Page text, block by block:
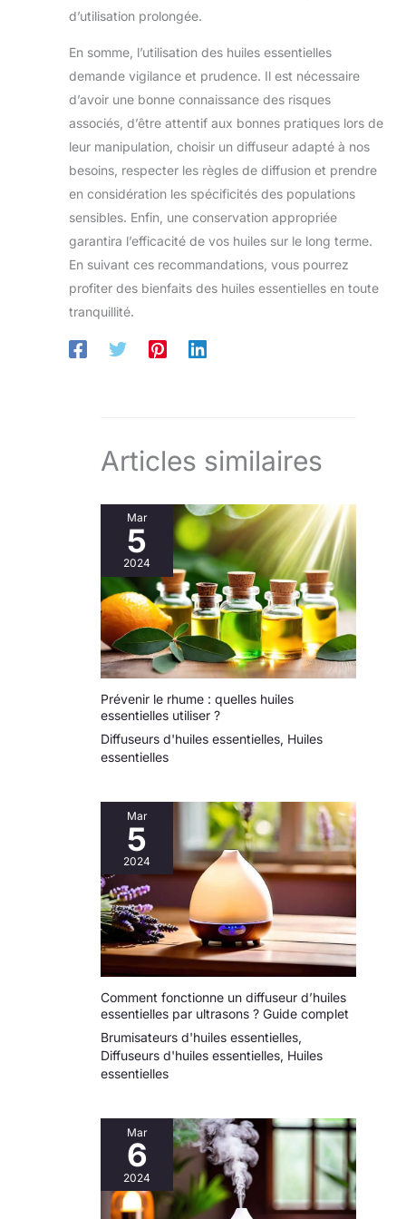
d’utilisation prolongée.
En somme, l’utilisation des huiles essentielles
demande vigilance et prudence. Il est nécessaire
d’avoir une bonne connaissance des risques
associés, d’être attentif aux bonnes pratiques lors de
leur manipulation, choisir un diffuseur adapté à nos
besoins, respecter les règles de diffusion et prendre
en considération les spécificités des populations
sensibles. Enfin, une conservation appropriée
garantira l’efficacité de vos huiles sur le long terme.
En suivant ces recommandations, vous pourrez
profiter des bienfaits des huiles essentielles en toute
tranquillité.
Articles similaires
Mar
5
2024
Prévenir le rhume : quelles huiles
essentielles utiliser ?
Diffuseurs d'huiles essentielles, Huiles
essentielles
Mar
5
2024
Comment fonctionne un diffuseur d’huiles
essentielles par ultrasons ? Guide complet
Brumisateurs d'huiles essentielles,
Diffuseurs d'huiles essentielles, Huiles
essentielles
Mar
6
2024